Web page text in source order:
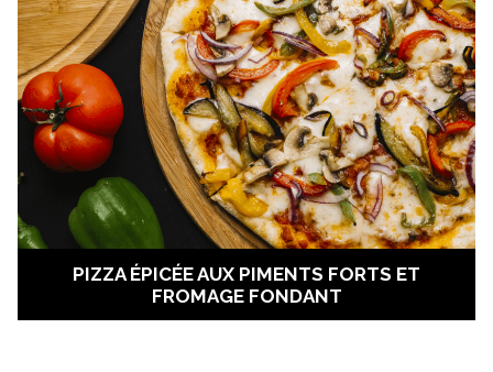
PIZZA ÉPICÉE AUX PIMENTS FORTS ET
FROMAGE FONDANT